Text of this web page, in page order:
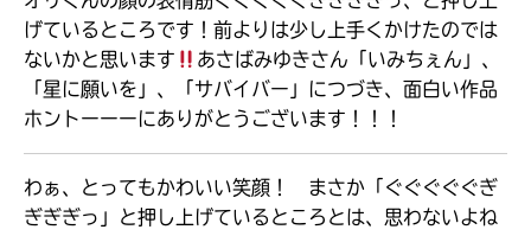
げているところです！前よりは少し上手くかけたのでは
ないかと思います
あさばみゆきさん「いみちぇん」、
「星に願いを」、「サバイバー」につづき、面白い作品
ホントーーーにありがとうございます！！！
わぁ、とってもかわいい笑顔！ まさか「ぐぐぐぐぐぎ
ぎぎぎっ」と押し上げているところとは、思わないよね